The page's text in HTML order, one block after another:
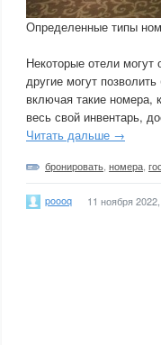
Определенные типы
Некоторые отели
другие могут
включая такие номера,
весь свой инвентарь,
Читать дальше →
бронировать номера
poooq 11 ноября